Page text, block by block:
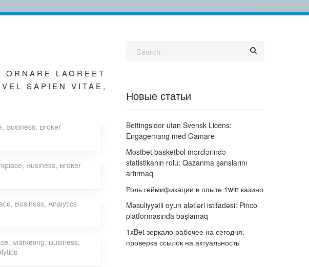
LAOREET
SAPIEN VITAE,
, Business, Broker
, Business, Broker
, Business,Analytics
, Marketing, Business,
Новые статьи
Bettingsidor utan Svensk Licens:
Engagemang med Gamare
Mostbet basketbol mərclərində
statistikanın rolu: Qazanma şanslarını
artırmaq
Роль геймификации в опыте 1win казино
Məsuliyyətli oyun alətləri istifadəsi: Pinco
platformasında başlamaq
1xBet зеркало рабочее на сегодня:
проверка ссылок на актуальность